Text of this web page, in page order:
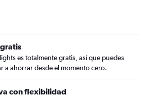
es totalmente gratis, así que puedes
a ahorrar desde el momento cero.
con flexibilidad